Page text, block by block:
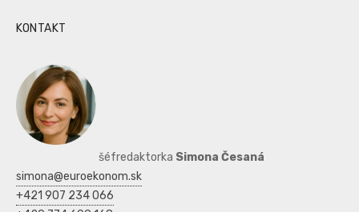
KONTAKT
šéfredaktorka Simona Česaná
simona@euroekonom.sk
+421 907 234 066